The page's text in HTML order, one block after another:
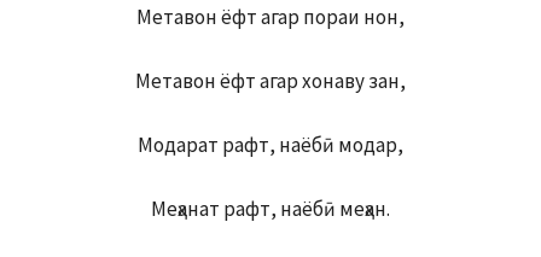
Метавон ёфт агар пораи нон,
Метавон ёфт агар хонаву зан,
Модарат рафт, наёбӣ модар,
Меҳанат рафт, наёбӣ меҳан.